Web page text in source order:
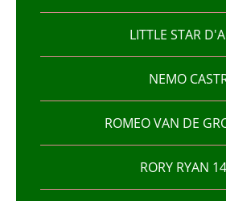
LITTLE STAR
NEMO
ROMEO VAN DE
RORY RYAN